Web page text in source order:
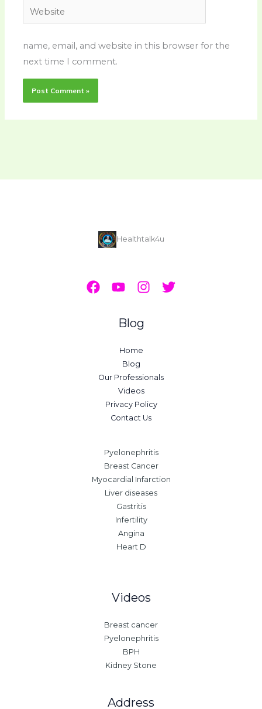
Website
name, email, and website in this browser for the
next time I comment.
Healthtalk4u
Blog
Home
Blog
Our Professionals
Videos
Privacy Policy
Contact Us
Pyelonephritis
Breast Cancer
Myocardial Infarction
Liver diseases
Gastritis
Infertility
Angina
Heart D
Videos
Breast cancer
Pyelonephritis
BPH
Kidney Stone
Address